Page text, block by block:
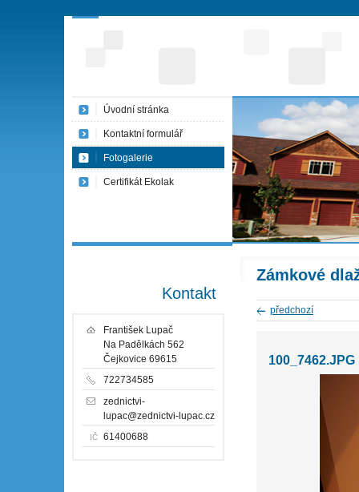
Zámkové
předchozí
100_7462.JPG
Úvodní stránka
Kontaktní formulář
Fotogalerie
Certifikát Ekolak
Kontakt
František Lupač
Na Padělkách 562
Čejkovice 69615
722734585
zednictvi-
lupac@zednictvi-lupac.cz
IČ 61400688